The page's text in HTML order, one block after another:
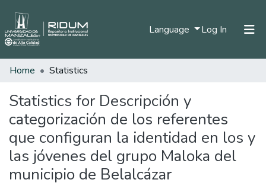
Language Log In (current)
Communities & Collections
All of DSpace
Home Statistics
Statistics for Descripción y
categorización de los referentes
que configuran la identidad en los y
las jóvenes del grupo Maloka del
municipio de Belalcázar